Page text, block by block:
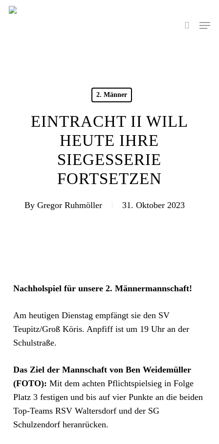
Skip
search
Menu
2. Männer
EINTRACHT II WILL
HEUTE IHRE
SIEGESSERIE
FORTSETZEN
By Gregor Ruhmöller 31. Oktober 2023
Nachholspiel für unsere 2. Männermannschaft!
Am heutigen Dienstag empfängt sie den SV
Teupitz/Groß Köris. Anpfiff ist um 19 Uhr an der
Schulstraße.
Das Ziel der Mannschaft von Ben Weidemüller
(FOTO): Mit dem achten Pflichtspielsieg in Folge
Platz 3 festigen und bis auf vier Punkte an die beiden
Top-Teams RSV Waltersdorf und der SG
Schulzendorf heranrücken.